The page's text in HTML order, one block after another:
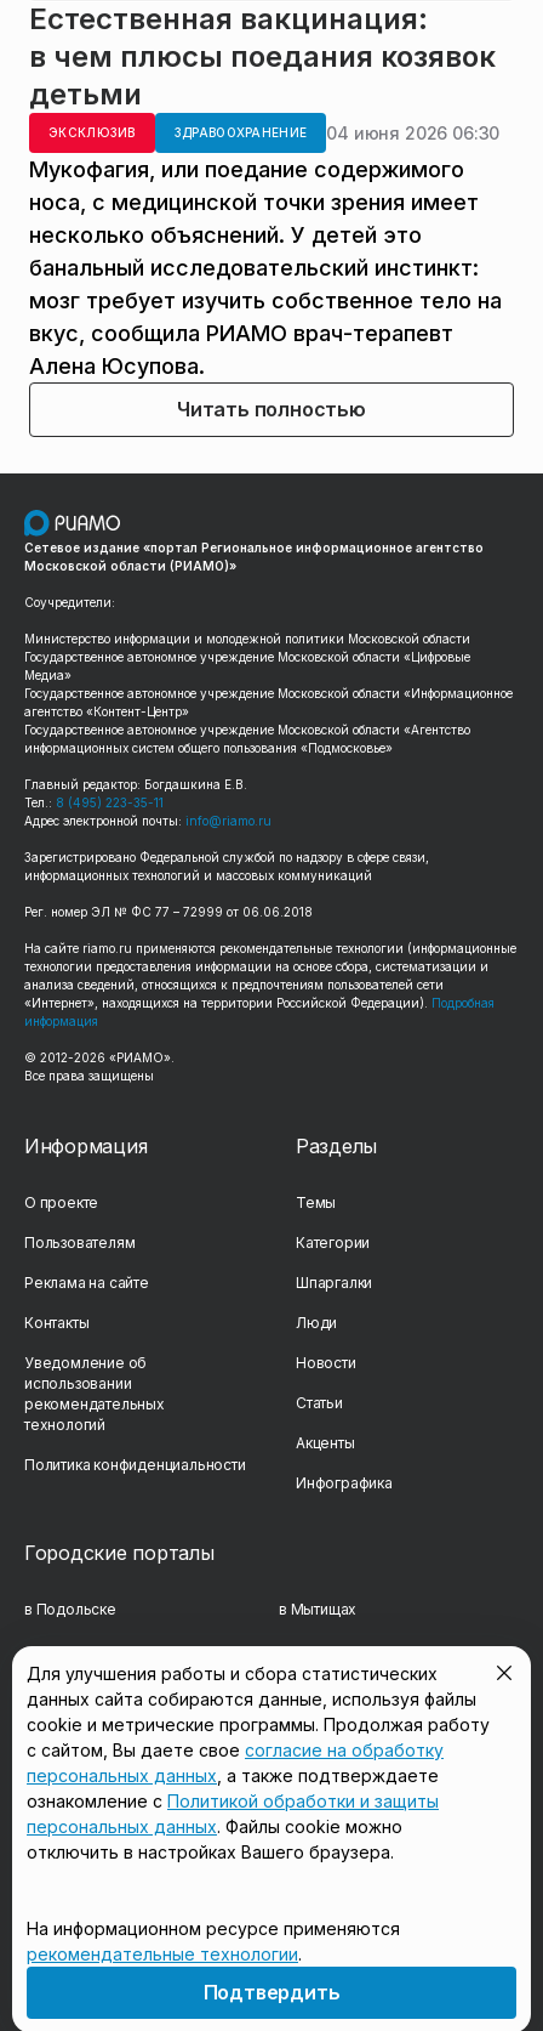
Естественная вакцинация:
в чем плюсы поедания козявок
детьми
ЭКСКЛЮЗИВ ЗДРАВООХРАНЕНИЕ 04 июня 2026 06:30
Мукофагия, или поедание содержимого
носа, с медицинской точки зрения имеет
несколько объяснений. У детей это
банальный исследовательский инстинкт:
мозг требует изучить собственное тело на
вкус, сообщила РИАМО врач-терапевт
Алена Юсупова.
Читать полностью
Сетевое издание «портал Региональное информационное агентство
Московской области (РИАМО)»
Соучредители:
Министерство информации и молодежной политики Московской области
Государственное автономное учреждение Московской области «Цифровые
Медиа»
Государственное автономное учреждение Московской области «Информационное
агентство «Контент-Центр»
Государственное автономное учреждение Московской области «Агентство
информационных систем общего пользования «Подмосковье»
Главный редактор: Богдашкина Е.В.
Тел.: 8 (495) 223-35-11
Адрес электронной почты: info@riamo.ru
Зарегистрировано Федеральной службой по надзору в сфере связи,
информационных технологий и массовых коммуникаций
Рег. номер ЭЛ № ФС 77 – 72999 от 06.06.2018
На сайте riamo.ru применяются рекомендательные технологии (информационные
технологии предоставления информации на основе сбора, систематизации и
анализа сведений, относящихся к предпочтениям пользователей сети
«Интернет», находящихся на территории Российской Федерации). Подробная
информация
© 2012-2026 «РИАМО».
Все права защищены
Информация
О проекте
Пользователям
Реклама на сайте
Контакты
Уведомление об
использовании
рекомендательных
технологий
Политика конфиденциальности
Разделы
Темы
Категории
Шпаргалки
Люди
Новости
Статьи
Акценты
Инфографика
Городские порталы
в Подольске в Мытищах
в Сергиевом Посаде в Люберцах
в Красногорске в Королёве
в Домодедово в Щёлково
18+
Мы в соцсетях
Для улучшения работы и сбора статистических
данных сайта собираются данные, используя файлы
cookie и метрические программы. Продолжая работу
с сайтом, Вы даете свое согласие на обработку
персональных данных , а также подтверждаете
ознакомление с Политикой обработки и защиты
персональных данных. Файлы cookie можно
отключить в настройках Вашего браузера.
На информационном ресурсе применяются
рекомендательные технологии.
Подтвердить